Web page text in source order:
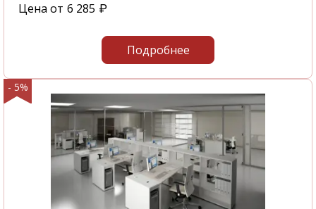
Цена от 6 285 ₽
Подробнее
- 5%